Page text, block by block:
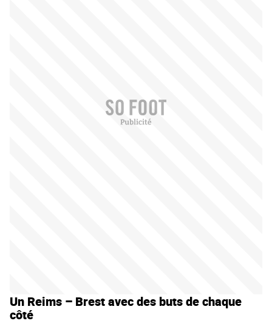
Un Reims – Brest avec des buts de chaque
côté